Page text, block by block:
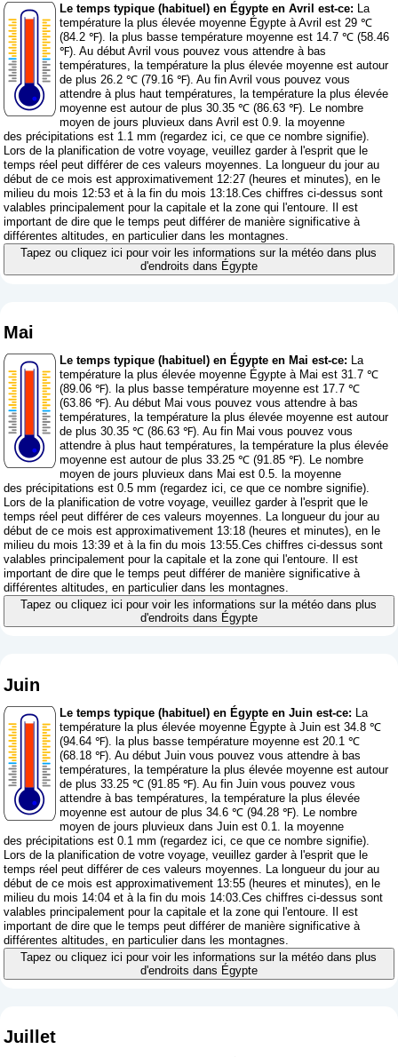
Le temps typique (habituel) en Égypte en Avril est-ce: La
température la plus élevée moyenne Égypte à Avril est 29 ℃
(84.2 ℉). la plus basse température moyenne est 14.7 ℃ (58.46
℉). Au début Avril vous pouvez vous attendre à bas
températures, la température la plus élevée moyenne est autour
de plus 26.2 ℃ (79.16 ℉). Au fin Avril vous pouvez vous
attendre à plus haut températures, la température la plus élevée
moyenne est autour de plus 30.35 ℃ (86.63 ℉). Le nombre
moyen de jours pluvieux dans Avril est 0.9. la moyenne
des précipitations est 1.1 mm (regardez ici, ce que ce nombre signifie).
Lors de la planification de votre voyage, veuillez garder à l'esprit que le
temps réel peut différer de ces valeurs moyennes. La longueur du jour au
début de ce mois est approximativement 12:27 (heures et minutes), en le
milieu du mois 12:53 et à la fin du mois 13:18.Ces chiffres ci-dessus sont
valables principalement pour la capitale et la zone qui l'entoure. Il est
important de dire que le temps peut différer de manière significative à
différentes altitudes, en particulier dans les montagnes.
Tapez ou cliquez ici pour voir les informations sur la météo dans plus
d'endroits dans Égypte
Mai
Le temps typique (habituel) en Égypte en Mai est-ce: La
température la plus élevée moyenne Égypte à Mai est 31.7 ℃
(89.06 ℉). la plus basse température moyenne est 17.7 ℃
(63.86 ℉). Au début Mai vous pouvez vous attendre à bas
températures, la température la plus élevée moyenne est autour
de plus 30.35 ℃ (86.63 ℉). Au fin Mai vous pouvez vous
attendre à plus haut températures, la température la plus élevée
moyenne est autour de plus 33.25 ℃ (91.85 ℉). Le nombre
moyen de jours pluvieux dans Mai est 0.5. la moyenne
des précipitations est 0.5 mm (regardez ici, ce que ce nombre signifie).
Lors de la planification de votre voyage, veuillez garder à l'esprit que le
temps réel peut différer de ces valeurs moyennes. La longueur du jour au
début de ce mois est approximativement 13:18 (heures et minutes), en le
milieu du mois 13:39 et à la fin du mois 13:55.Ces chiffres ci-dessus sont
valables principalement pour la capitale et la zone qui l'entoure. Il est
important de dire que le temps peut différer de manière significative à
différentes altitudes, en particulier dans les montagnes.
Tapez ou cliquez ici pour voir les informations sur la météo dans plus
d'endroits dans Égypte
Juin
Le temps typique (habituel) en Égypte en Juin est-ce: La
température la plus élevée moyenne Égypte à Juin est 34.8 ℃
(94.64 ℉). la plus basse température moyenne est 20.1 ℃
(68.18 ℉). Au début Juin vous pouvez vous attendre à bas
températures, la température la plus élevée moyenne est autour
de plus 33.25 ℃ (91.85 ℉). Au fin Juin vous pouvez vous
attendre à bas températures, la température la plus élevée
moyenne est autour de plus 34.6 ℃ (94.28 ℉). Le nombre
moyen de jours pluvieux dans Juin est 0.1. la moyenne
des précipitations est 0.1 mm (regardez ici, ce que ce nombre signifie).
Lors de la planification de votre voyage, veuillez garder à l'esprit que le
temps réel peut différer de ces valeurs moyennes. La longueur du jour au
début de ce mois est approximativement 13:55 (heures et minutes), en le
milieu du mois 14:04 et à la fin du mois 14:03.Ces chiffres ci-dessus sont
valables principalement pour la capitale et la zone qui l'entoure. Il est
important de dire que le temps peut différer de manière significative à
différentes altitudes, en particulier dans les montagnes.
Tapez ou cliquez ici pour voir les informations sur la météo dans plus
d'endroits dans Égypte
Juillet